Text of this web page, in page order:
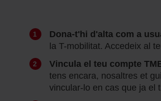
Dona-t'hi d'alta com a
la T-mobilitat. Accedeix al
Vincula el teu compte
tens encara, nosaltres et
vincular-lo en cas que ja el